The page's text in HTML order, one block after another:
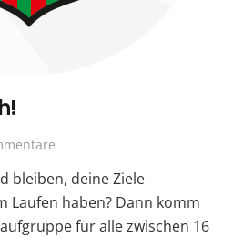
bleiben, deine Ziele
Laufen haben? Dann komm
für alle zwischen 16